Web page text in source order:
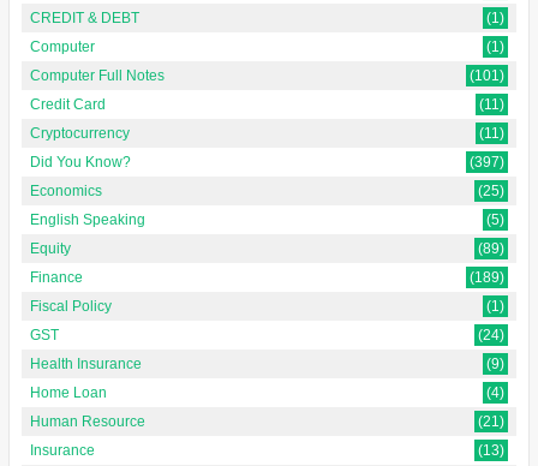
CREDIT & DEBT
(1)
Computer
(1)
Computer Full Notes
(101)
Credit Card
(11)
Cryptocurrency
(11)
Did You Know?
(397)
Economics
(25)
English Speaking
(5)
Equity
(89)
Finance
(189)
Fiscal Policy
(1)
GST
(24)
Health Insurance
(9)
Home Loan
(4)
Human Resource
(21)
Insurance
(13)